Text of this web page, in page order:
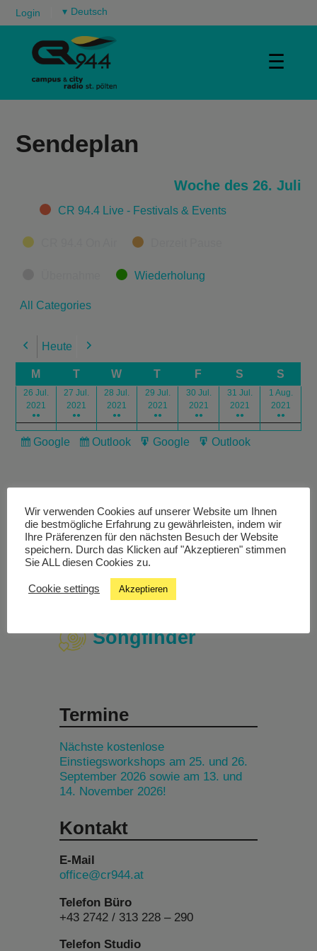
Login ▾
☰
Sendeplan
Woche des 26. Juli
CategoriesCR 94.4 Live - Festivals & Events
Wiederholung
All Categories
Previous
Heute Next
M T W T F S S
26 Jul.
2021
●●
27 Jul.
2021
●●
28 Jul.
2021
●●
29 Jul.
2021
●●
30 Jul.
2021
●●
31 Jul.
2021
●●
1 Aug.
2021
●●
Subscribe
Google
Subscribe
Outlook
Export
Google
Export
Outlook
Livestream
Studiochat
Songfinder
Termine
Nächste kostenlose
Einstiegsworkshops am 25. und 26.
September 2026 sowie am 13. und
14. November 2026!
Kontakt
E-Mail
office@cr944.at
Telefon Büro
+43 2742 / 313 228 – 290
Telefon Studio
Wir verwenden Cookies auf unserer Website um Ihnen
die bestmögliche Erfahrung zu gewährleisten, indem wir
Ihre Präferenzen für den nächsten Besuch der Website
speichern. Durch das Klicken auf "Akzeptieren" stimmen
Sie ALL diesen Cookies zu.
Cookie settings Akzeptieren